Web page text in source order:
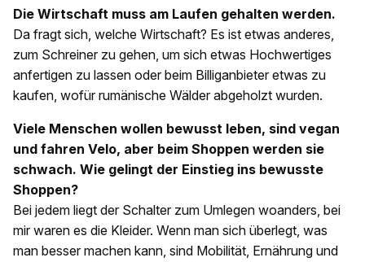
Die Wirtschaft muss am Laufen gehalten werden.
Da fragt sich, welche Wirtschaft? Es ist etwas anderes,
zum Schreiner zu gehen, um sich etwas Hochwertiges
anfertigen zu lassen oder beim Billiganbieter etwas zu
kaufen, wofür rumänische Wälder abgeholzt wurden.
Viele Menschen wollen bewusst leben, sind vegan
und fahren Velo, aber beim Shoppen werden sie
schwach. Wie gelingt der Einstieg ins bewusste
Shoppen?
Bei jedem liegt der Schalter zum Umlegen woanders, bei
mir waren es die Kleider. Wenn man sich überlegt, was
man besser machen kann, sind Mobilität, Ernährung und